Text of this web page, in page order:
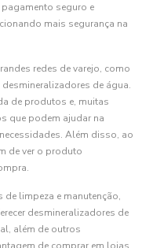
seguro e
mais segurança na
redes de varejo, como
desmineralizadores de água.
de produtos e, muitas
que podem ajudar na
Além disso, ao
de ver o produto
limpeza e manutenção,
desmineralizadores de
além de outros